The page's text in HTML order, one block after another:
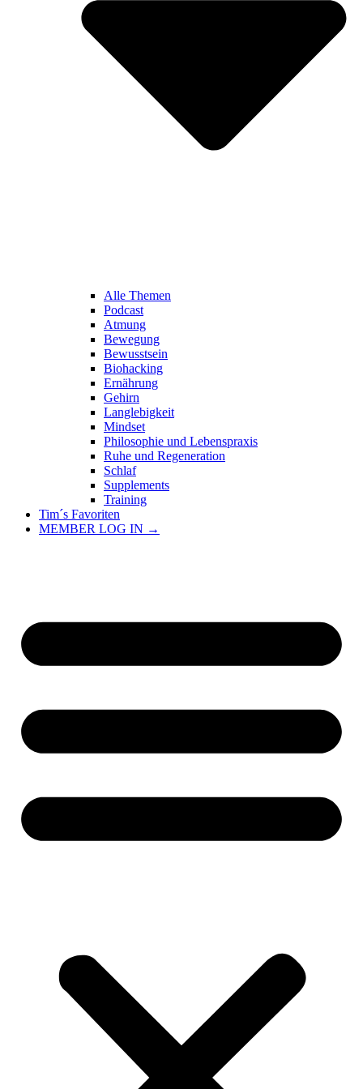
Alle Themen
Podcast
Atmung
Bewegung
Bewusstsein
Biohacking
Ernährung
Gehirn
Langlebigkeit
Mindset
Philosophie und Lebenspraxis
Ruhe und Regeneration
Schlaf
Supplements
Training
Tim´s Favoriten
MEMBER LOG IN →